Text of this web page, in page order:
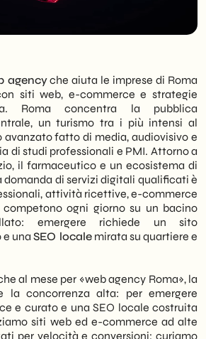
agencyche aiuta le imprese di Roma
siti web, e-commerce e strategie
Roma concentra la pubblica
un turismo tra i più intensi al
avanzato fatto di media, audiovisivo e
di studi professionali e PMI. Attorno a
il farmaceutico e un ecosistema di
domanda di servizi digitali qualificati è
attività ricettive, e-commerce
ogni giorno su un bacino
emergere richiede un sito
e unaSEO localemirata su quartiere e
al mese per «web agency Roma», la
la concorrenza alta: per emergere
e curato e una SEO locale costruita
siti web ed e-commerce ad alte
per velocità e conversioni; curiamo